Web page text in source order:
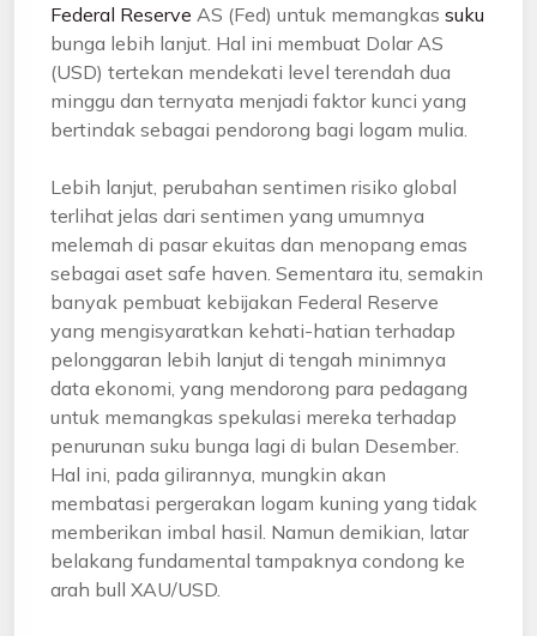
Federal Reserve AS (Fed) untuk memangkas suku
bunga lebih lanjut. Hal ini membuat Dolar AS
(USD) tertekan mendekati level terendah dua
minggu dan ternyata menjadi faktor kunci yang
bertindak sebagai pendorong bagi logam mulia.
Lebih lanjut, perubahan sentimen risiko global
terlihat jelas dari sentimen yang umumnya
melemah di pasar ekuitas dan menopang emas
sebagai aset safe haven. Sementara itu, semakin
banyak pembuat kebijakan Federal Reserve
yang mengisyaratkan kehati-hatian terhadap
pelonggaran lebih lanjut di tengah minimnya
data ekonomi, yang mendorong para pedagang
untuk memangkas spekulasi mereka terhadap
penurunan suku bunga lagi di bulan Desember.
Hal ini, pada gilirannya, mungkin akan
membatasi pergerakan logam kuning yang tidak
memberikan imbal hasil. Namun demikian, latar
belakang fundamental tampaknya condong ke
arah bull XAU/USD.